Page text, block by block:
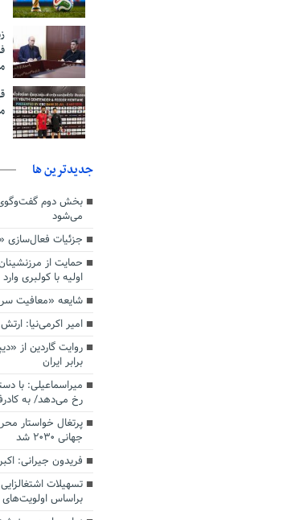
جديدترين ها
بخش دوم
می‌شود
جزئیات فعال‌سازی
حمایت از
اولیه با کولبری
شایعه «معافیت
امیر اکرمی‌نیا:
روایت گاردین از
برابر ایران
میراسماعیلی: با
رخ می‌دهد/ به
پرتغال خواستار
جهانی ۲۰۳۰ شد
فریدون جیرانی:
تسهیلات
براساس